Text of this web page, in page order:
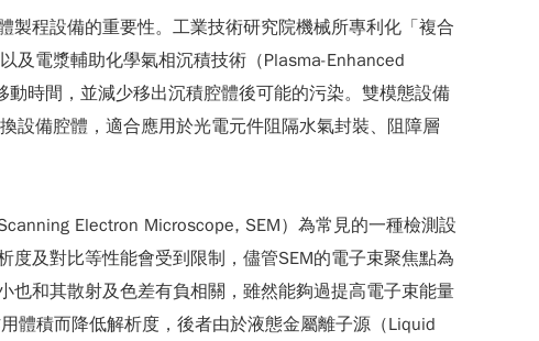
程設備的重要性。工業技術研究院機械所專利化「複合
及電漿輔助化學氣相沉積技術（Plasma-Enhanced
時間，並減少移出沉積腔體後可能的污染。雙模態設備
設備腔體，適合應用於光電元件阻隔水氣封裝、阻障層
Electron Microscope, SEM）為常見的一種檢測設
及對比等性能會受到限制，儘管SEM的電子束聚焦點為
也和其散射及色差有負相關，雖然能夠過提高電子束能量
體積而降低解析度，後者由於液態金屬離子源（Liquid